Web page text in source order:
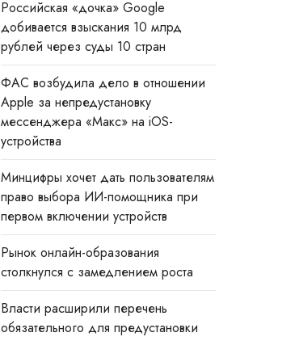
Российская «дочка» Google
добивается взыскания 10 млрд
рублей через суды 10 стран
ФАС возбудила дело в отношении
Apple за непредустановку
мессенджера «Макс» на iOS-
устройства
Минцифры хочет дать пользователям
право выбора ИИ-помощника при
первом включении устройств
Рынок онлайн-образования
столкнулся с замедлением роста
Власти расширили перечень
обязательного для предустановки